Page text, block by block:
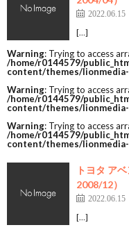
2022.06.15
[…]
Warning: Trying to access
/home/r0144579/
content/themes/
Warning: Trying to access
/home/r0144579/
content/themes/
Warning: Trying to access
/home/r0144579/
content/themes/
トヨタ ア
2008/12）
2022.06.15
[…]